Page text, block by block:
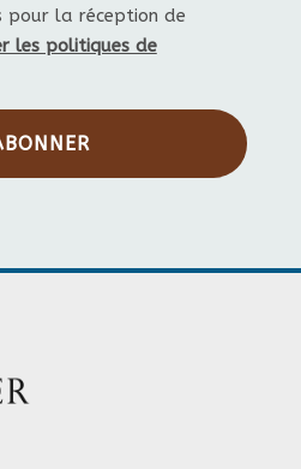
pour la réception de
les politiques de